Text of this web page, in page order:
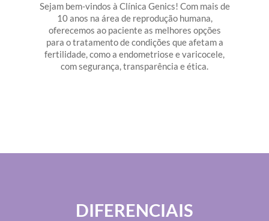
Sejam bem-vindos à Clínica Genics! Com mais de
10 anos na área de reprodução humana,
oferecemos ao paciente as melhores opções
para o tratamento de condições que afetam a
fertilidade, como a endometriose e varicocele,
com segurança, transparência e ética.
DIFERENCIAIS